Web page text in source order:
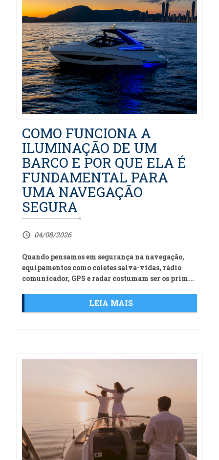
COMO FUNCIONA A
ILUMINAÇÃO DE UM
BARCO E POR QUE ELA É
FUNDAMENTAL PARA
UMA NAVEGAÇÃO
SEGURA
access_time 04/08/2026
Quando pensamos em segurança na navegação,
equipamentos como coletes salva-vidas, rádio
comunicador, GPS e radar costumam ser os prim...
LEIA MAIS